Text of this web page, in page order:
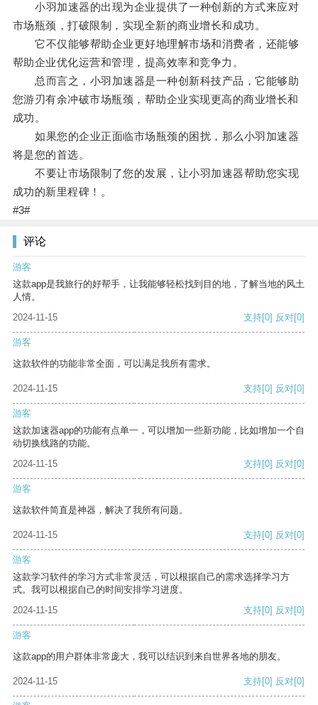
小羽加速器的出现为企业提供了一种创新的方式来应对
市场瓶颈，打破限制，实现全新的商业增长和成功。
它不仅能够帮助企业更好地理解市场和消费者，还能够
帮助企业优化运营和管理，提高效率和竞争力。
总而言之，小羽加速器是一种创新科技产品，它能够助
您游刃有余冲破市场瓶颈，帮助企业实现更高的商业增长和
成功。
如果您的企业正面临市场瓶颈的困扰，那么小羽加速器
将是您的首选。
不要让市场限制了您的发展，让小羽加速器帮助您实现
成功的新里程碑！。
#3#
评论
游客
这款app是我旅行的好帮手，让我能够轻松找到目的地，了解当地的风土
人情。
2024-11-15
支持[0] 反对[0]
游客
这款软件的功能非常全面，可以满足我所有需求。
2024-11-15 支持[0] 反对[0]
游客
这款加速器app的功能有点单一，可以增加一些新功能，比如增加一个自
动切换线路的功能。
2024-11-15
支持[0] 反对[0]
游客
这款软件简直是神器，解决了我所有问题。
2024-11-15 支持[0] 反对[0]
游客
这款学习软件的学习方式非常灵活，可以根据自己的需求选择学习方
式。我可以根据自己的时间安排学习进度。
2024-11-15
支持[0] 反对[0]
游客
这款app的用户群体非常庞大，我可以结识到来自世界各地的朋友。
2024-11-15 支持[0] 反对[0]